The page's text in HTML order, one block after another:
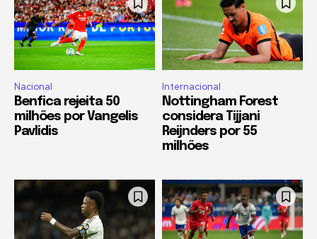
Nacional
Benfica rejeita 50
milhões por Vangelis
Pavlidis
Internacional
Nottingham Forest
considera Tijjani
Reijnders por 55
milhões